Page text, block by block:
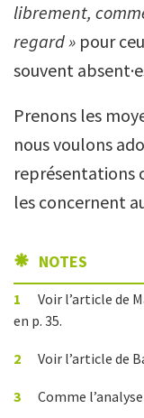
librement,
regard » pour
souvent
Prenons les
nous voulons
représentations
les concernent
NOTES
1
Voir l’article de
en p. 35.
2 Voir l’article de
3 Comme